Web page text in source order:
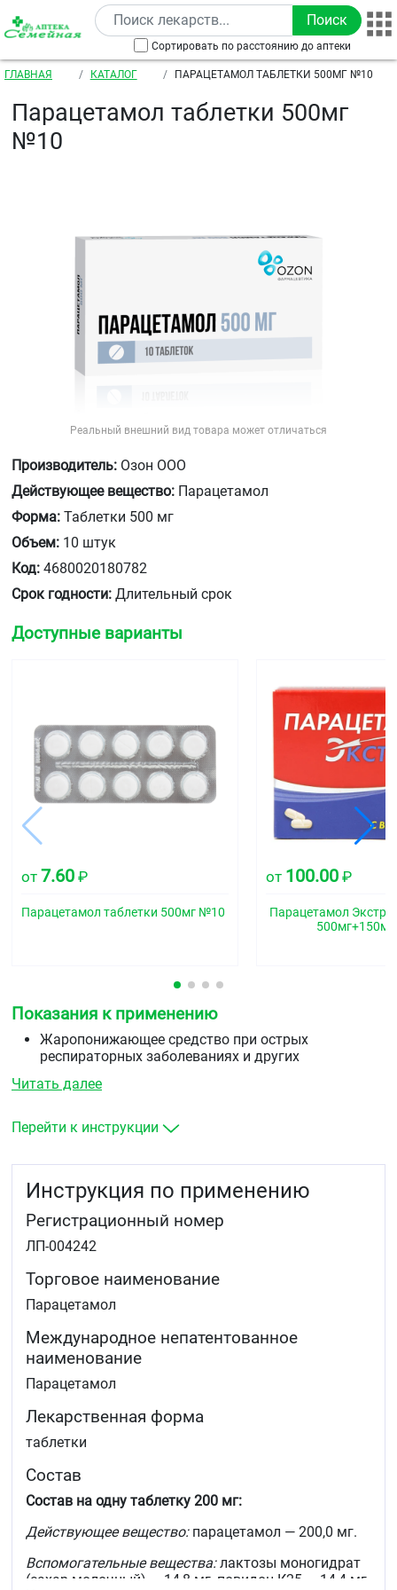
Перейти к основному содержанию
Сортировать по расстоянию до аптеки
Строка навигации
ГЛАВНАЯ КАТАЛОГ ПАРАЦЕТАМОЛ ТАБЛЕТКИ 500МГ №10
Парацетамол таблетки 500мг
№10
Реальный внешний вид товара может отличаться
Производитель: Озон ООО
Действующее вещество: Парацетамол
Форма: Таблетки 500 мг
Объем: 10 штук
Код: 4680020180782
Срок годности: Длительный срок
Доступные варианты
от 7.60 ₽
Парацетамол таблетки 500мг №10
от 100.00 ₽
Парацетамол
Показания к применению
Жаропонижающее средство при острых
респираторных заболеваниях и других
сопровождающихся повышением температуры
Обезболивающее средство при болевом синдроме
ожогах.
&nbsp
Читать далее
Перейти к инструкции
Инструкция по применению
Регистрационный номер
ЛП-004242
Торговое наименование
Парацетамол
Международное непатентованное
наименование
Парацетамол
Лекарственная форма
таблетки
Состав
Состав на одну таблетку 200 мг:
Действующее вещество:парацетамол — 200,0 мг.
Вспомогательные вещества:лактозы моногидрат
(сахар молочный) — 14,8 мг, повидон-К25 — 14,4 мг,